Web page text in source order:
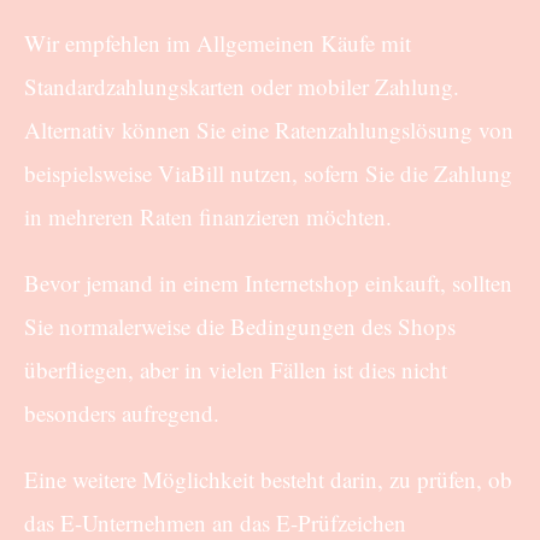
Wir empfehlen im Allgemeinen Käufe mit
Standardzahlungskarten oder mobiler Zahlung.
Alternativ können Sie eine Ratenzahlungslösung von
beispielsweise ViaBill nutzen, sofern Sie die Zahlung
in mehreren Raten finanzieren möchten.
Bevor jemand in einem Internetshop einkauft, sollten
Sie normalerweise die Bedingungen des Shops
überfliegen, aber in vielen Fällen ist dies nicht
besonders aufregend.
Eine weitere Möglichkeit besteht darin, zu prüfen, ob
das E-Unternehmen an das E-Prüfzeichen